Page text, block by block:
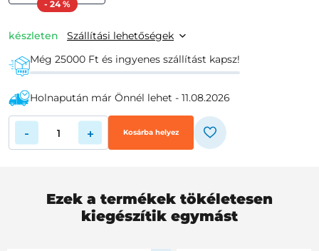
- 24 %
készleten
Szállítási lehetőségek
Még 25000 Ft és ingyenes szállítást kapsz!
Holnapután már Önnél lehet - 11.08.2026
- + Kosárba helyez
Ezek a termékek tökéletesen
kiegészítik egymást